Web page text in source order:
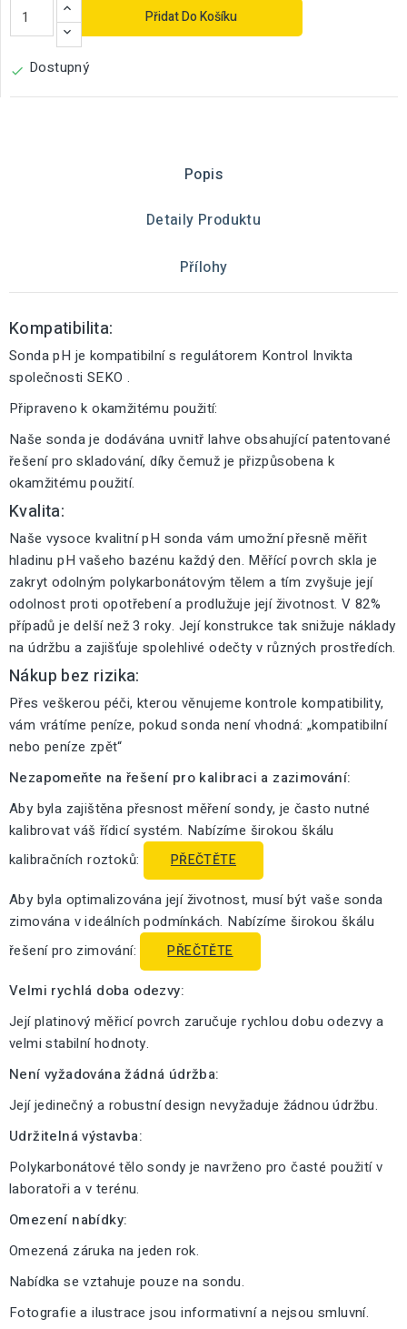
Přidat Do Košíku
 Dostupný
Popis
Detaily Produktu
Přílohy
Kompatibilita:
Sonda pH je kompatibilní s regulátorem Kontrol Invikta
společnosti SEKO .
Připraveno k okamžitému použití:
Naše sonda je dodávána uvnitř lahve obsahující patentované
řešení pro skladování, díky čemuž je přizpůsobena k
okamžitému použití.
Kvalita:
Naše vysoce kvalitní pH sonda vám umožní přesně měřit
hladinu pH vašeho bazénu každý den. Měřící povrch skla je
zakryt odolným polykarbonátovým tělem a tím zvyšuje její
odolnost proti opotřebení a prodlužuje její životnost. V 82%
případů je delší než 3 roky. Její konstrukce tak snižuje náklady
na údržbu a zajišťuje spolehlivé odečty v různých prostředích.
Nákup bez rizika:
Přes veškerou péči, kterou věnujeme kontrole kompatibility,
vám vrátíme peníze, pokud sonda není vhodná: „kompatibilní
nebo peníze zpět“
Nezapomeňte na řešení pro kalibraci a zazimování:
Aby byla zajištěna přesnost měření sondy, je často nutné
kalibrovat váš řídicí systém. Nabízíme širokou škálu
kalibračních roztoků:
PŘEČTĚTE
Aby byla optimalizována její životnost, musí být vaše sonda
zimována v ideálních podmínkách. Nabízíme širokou škálu
řešení pro zimování:
PŘEČTĚTE
Velmi rychlá doba odezvy:
Její platinový měřicí povrch zaručuje rychlou dobu odezvy a
velmi stabilní hodnoty.
Není vyžadována žádná údržba:
Její jedinečný a robustní design nevyžaduje žádnou údržbu.
Udržitelná výstavba:
Polykarbonátové tělo sondy je navrženo pro časté použití v
laboratoři a v terénu.
Omezení nabídky:
Omezená záruka na jeden rok.
Nabídka se vztahuje pouze na sondu.
Fotografie a ilustrace jsou informativní a nejsou smluvní.